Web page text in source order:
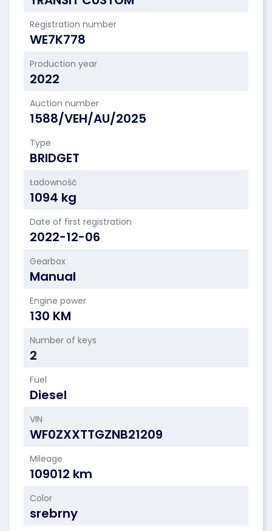
Registration number
WE7K778
Production year
2022
Auction number
1588/VEH/AU/2025
Type
BRIDGET
Ładowność
1094 kg
Date of first registration
2022-12-06
Gearbox
Manual
Engine power
130 KM
Number of keys
2
Fuel
Diesel
VIN
WF0ZXXTTGZNB21209
Mileage
109012 km
Color
srebrny